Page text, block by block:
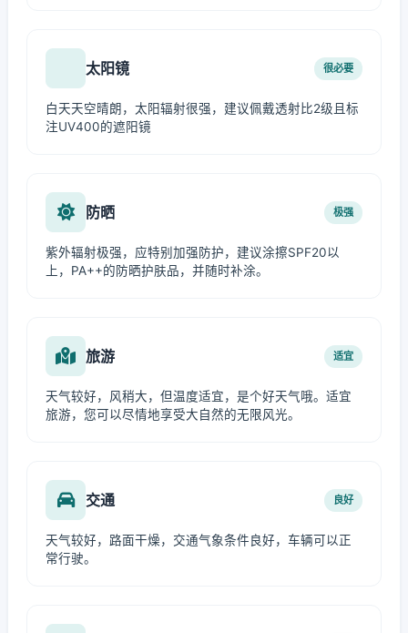
太阳镜 很必要
白天天空晴朗，太阳辐射很强，建议佩戴透射比2级且标
注UV400的遮阳镜
防晒 极强
紫外辐射极强，应特别加强防护，建议涂擦SPF20以
上，PA++的防晒护肤品，并随时补涂。
旅游 适宜
天气较好，风稍大，但温度适宜，是个好天气哦。适宜
旅游，您可以尽情地享受大自然的无限风光。
交通 良好
天气较好，路面干燥，交通气象条件良好，车辆可以正
常行驶。